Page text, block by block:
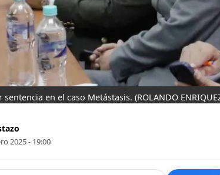
en el caso Metástasis. (ROLANDO
2025 - 19:00